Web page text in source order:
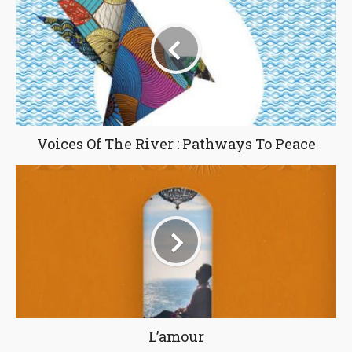
Voices Of The River : Pathways To Peace
L’amour